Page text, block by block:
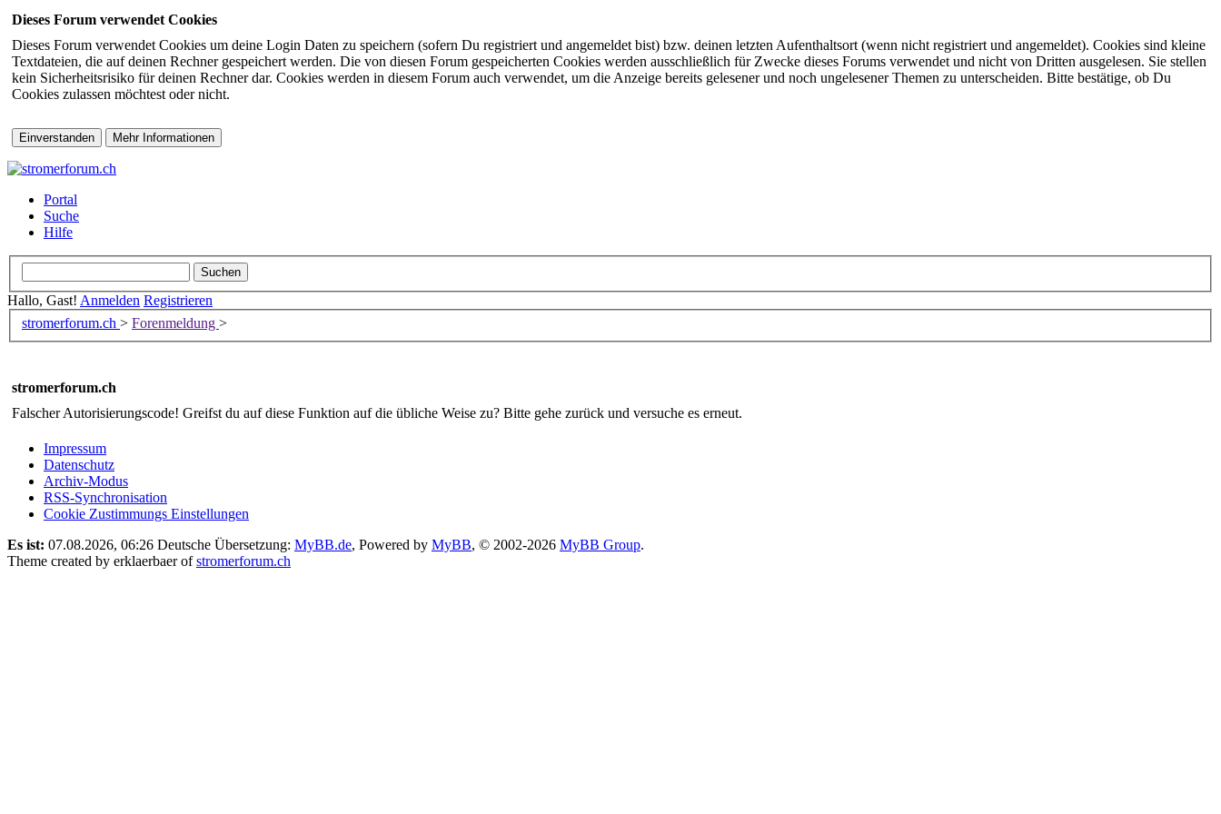
Dieses Forum verwendet Cookies
Dieses Forum verwendet Cookies um deine Login Daten zu speichern (sofern Du registriert und angemeldet bist) bzw. deinen letzten Aufenthaltsort (wenn nicht registriert und angemeldet). Cookies sind kleine
Textdateien, die auf deinen Rechner gespeichert werden. Die von diesen Forum gespeicherten Cookies werden ausschließlich für Zwecke dieses Forums verwendet und nicht von Dritten ausgelesen. Sie stellen
kein Sicherheitsrisiko für deinen Rechner dar. Cookies werden in diesem Forum auch verwendet, um die Anzeige bereits gelesener und noch ungelesener Themen zu unterscheiden. Bitte bestätige, ob Du
Cookies zulassen möchtest oder nicht.
Portal
Suche
Hilfe
Hallo, Gast! Anmelden Registrieren
stromerforum.ch > Forenmeldung >
stromerforum.ch
Falscher Autorisierungscode! Greifst du auf diese Funktion auf die übliche Weise zu? Bitte gehe zurück und versuche es erneut.
Impressum
Datenschutz
Archiv-Modus
RSS-Synchronisation
Cookie Zustimmungs Einstellungen
Es ist: 07.08.2026, 06:26 Deutsche Übersetzung: MyBB.de, Powered by MyBB, © 2002-2026 MyBB Group.
Theme created by erklaerbaer ofstromerforum.ch